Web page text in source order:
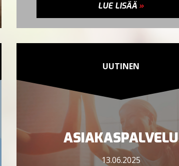
LUE LISÄÄ »
UUTINEN
ASIAKASPALVELU
13.06.2025